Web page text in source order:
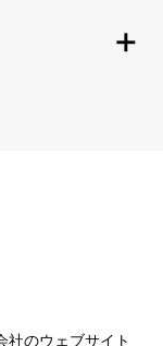
社のウェブサイト